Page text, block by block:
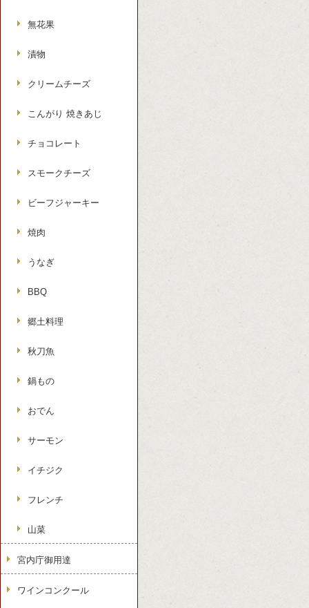
無花果
漬物
クリームチーズ
こんがり 焼きあじ
チョコレート
スモークチーズ
ビーフジャーキー
焼肉
うなぎ
BBQ
郷土料理
秋刀魚
鍋もの
おでん
サーモン
イチジク
フレンチ
山菜
宮内庁御用達
ワインコンクール